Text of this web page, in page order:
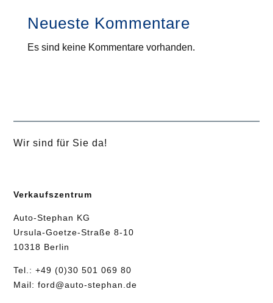
Neueste Kommentare
Es sind keine Kommentare vorhanden.
Wir sind für Sie da!
Verkaufszentrum
Auto-Stephan KG
Ursula-Goetze-Straße 8-10
10318 Berlin
Tel.:+49 (0)30 501 069 80
Mail:ford@auto-stephan.de